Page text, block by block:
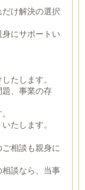
け解決の選択
にサポートい
たします。
、事業の存
たします。
相談も親身に
談なら、当事